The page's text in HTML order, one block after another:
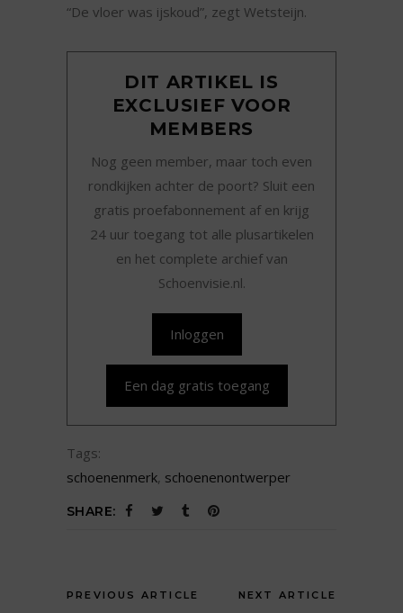
“De vloer was ijskoud”, zegt Wetsteijn.
DIT ARTIKEL IS
EXCLUSIEF VOOR
MEMBERS
Nog geen member, maar toch even
rondkijken achter de poort? Sluit een
gratis proefabonnement af en krijg
24 uur toegang tot alle plusartikelen
en het complete archief van
Schoenvisie.nl.
Inloggen
Een dag gratis toegang
Tags:
schoenenmerk, schoenenontwerper
SHARE:
PREVIOUS ARTICLE NEXT ARTICLE